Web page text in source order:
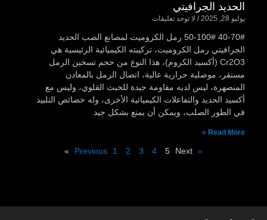
الحديد الجرافيتي
يوليو 28, 2025 لا توجد تعليقات
40-70# 50-100# رمل الكروميت لمصانع الصب الحديد
الجرافيتي رمل الكروميت، تركيبته الكيميائية الرئيسية هي
Cr2O3 (أكسيد الكروم)، هذا النوع من حجم تسخين الرمل
مستقر، موصلية حرارية عالية، اتصال الرمل بالمعادن
المنصهرة، ليس لديه مقاومة جيدة للخبث القلوي، وليس مع
أكسيد الحديد والتفاعلات الكيميائية الأخرى، وله خصائص التلبيد
في الطور الصلب، ويمكن أن يمنع بشكل جيد
Read More »
« Previous
1 2 3 4 5 Next »